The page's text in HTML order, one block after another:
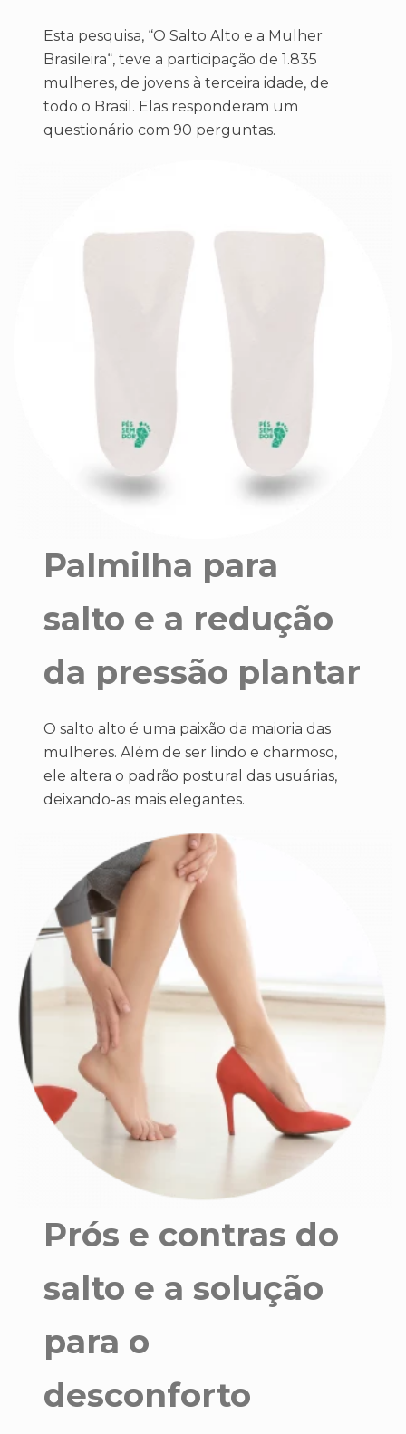
Esta pesquisa, “O Salto Alto e a Mulher
Brasileira“, teve a participação de 1.835
mulheres, de jovens à terceira idade, de
todo o Brasil. Elas responderam um
questionário com 90 perguntas.
Palmilha para
salto e a redução
da pressão plantar
O salto alto é uma paixão da maioria das
mulheres. Além de ser lindo e charmoso,
ele altera o padrão postural das usuárias,
deixando-as mais elegantes.
Prós e contras do
salto e a solução
para o
desconforto